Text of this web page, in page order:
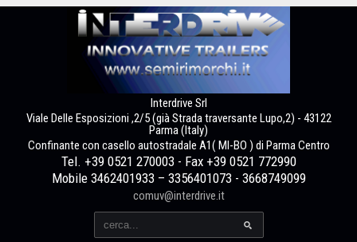
Interdrive Srl
Viale Delle Esposizioni ,2/5 (già Strada traversante Lupo,2) - 43122
Parma (Italy)
Confinante con casello autostradale A1( MI-BO ) di Parma Centro
Tel. +39 0521 270003 - Fax +39 0521 772990
Mobile 3462401933 – 3356401073 - 3668749099
comuv@interdrive.it